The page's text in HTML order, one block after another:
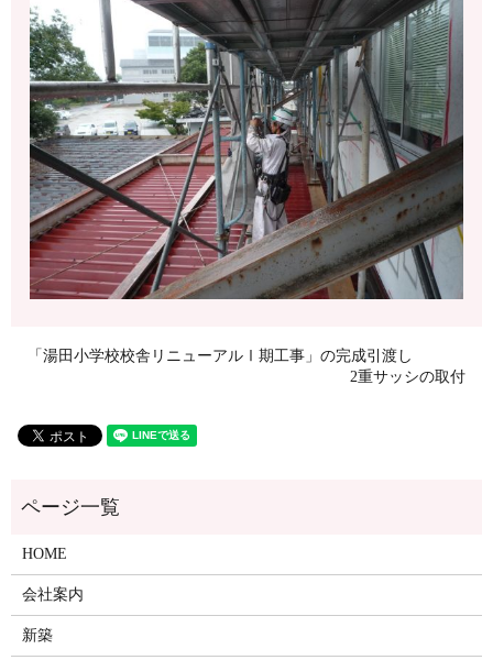
「湯田小学校校舎リニューアルⅠ期工事」の完成引渡し
2重サッシの取付
HOME
会社案内
新築